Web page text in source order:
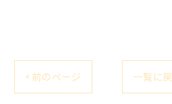
< 前のページ 一覧に